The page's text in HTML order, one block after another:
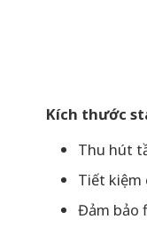
Kích thước
Thu hút
Tiết kiệm
Đảm bảo